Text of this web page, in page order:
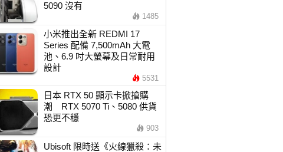
5090 沒有
1485
小米推出全新 REDMI 17
Series 配備 7,500mAh 大電
池、6.9 吋大螢幕及日常耐用
設計
5531
日本 RTX 50 顯示卡掀搶購
潮 RTX 5070 Ti、5080 供貨
恐更不穩
903
Ubisoft 限時送《火線獵殺：未